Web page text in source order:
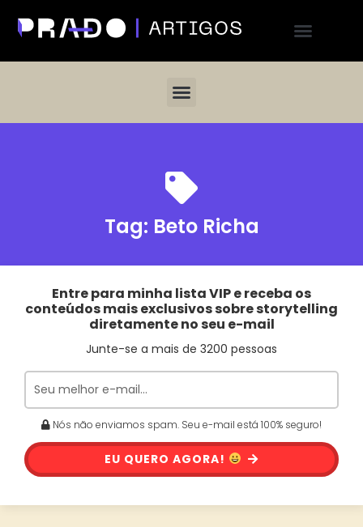
Tag: Beto Richa
Entre para minha lista VIP e receba os
conteúdos mais exclusivos sobre storytelling
diretamente no seu e-mail
Junte-se a mais de 3200 pessoas
Nós não enviamos spam. Seu e-mail está 100% seguro!
EU QUERO AGORA!